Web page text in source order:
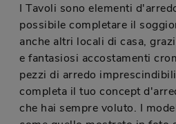
I Tavoli sono elementi
possibile completare il
anche altri locali di casa,
e fantasiosi accostamenti
pezzi di arredo
completa il tuo concept
che hai sempre voluto. I